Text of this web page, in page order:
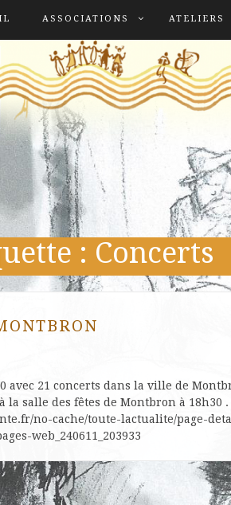
ASSOCIATIONS ATELIERS
: Concerts
avec 21 concerts dans la ville de
la salle des fêtes de Montbron à 18h30
no-cache/toute-lactualite/page-
web_240611_203933